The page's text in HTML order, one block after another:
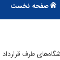
صفحه نخست
طرف قرارداد